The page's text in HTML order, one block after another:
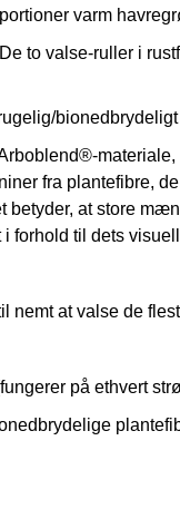
varm
to valse-ruller i
fra plantefibre,
betyder, at store
forhold til dets
nemt at valse de
på ethvert